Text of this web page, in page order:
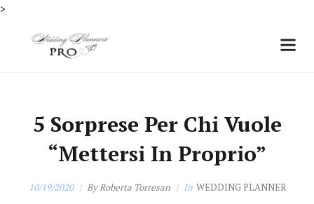
5 Sorprese Per Chi Vuole
“mettersi In Proprio”